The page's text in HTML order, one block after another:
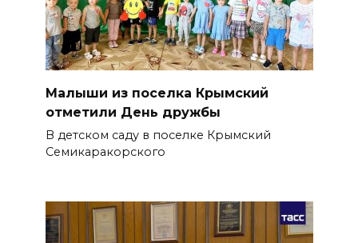
Малыши из поселка Крымский
отметили День дружбы
В детском саду в поселке Крымский
Семикаракорского